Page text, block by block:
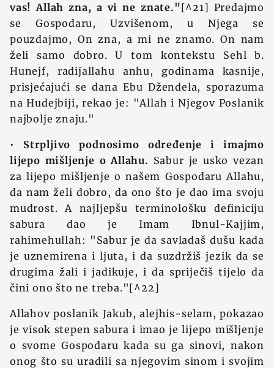
vas! Allah zna, a vi ne znate."[^21] Predajmo
se Gospodaru, Uzvišenom, u Njega se
pouzdajmo, On zna, a mi ne znamo. On nam
želi samo dobro. U tom kontekstu Sehl b.
Hunejf, radijallahu anhu, godinama kasnije,
prisjećajući se dana Ebu Džendela, sporazuma
na Hudejbiji, rekao je: "Allah i Njegov Poslanik
najbolje znaju."
• Strpljivo podnosimo određenje i imajmo
lijepo mišljenje o Allahu. Sabur je usko vezan
za lijepo mišljenje o našem Gospodaru Allahu,
da nam želi dobro, da ono što je dao ima svoju
mudrost. A najljepšu terminološku definiciju
sabura dao je Imam Ibnul-Kajjim,
rahimehullah: "Sabur je da savladaš dušu kada
je uznemirena i ljuta, i da suzdržiš jezik da se
drugima žali i jadikuje, i da spriječiš tijelo da
čini ono što ne treba."[^22]
Allahov poslanik Jakub, alejhis-selam, pokazao
je visok stepen sabura i imao je lijepo mišljenje
o svome Gospodaru kada su ga sinovi, nakon
onog što su uradili sa njegovim sinom i svojim